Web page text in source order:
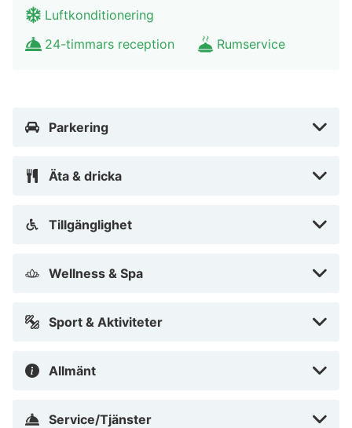
Luftkonditionering
24-timmars reception
Rumservice
Parkering
Äta & dricka
Tillgänglighet
Wellness & Spa
Sport & Aktiviteter
Allmänt
Service/Tjänster